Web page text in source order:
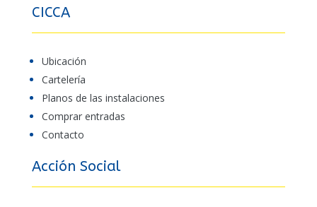
CICCA
Ubicación
Cartelería
Planos de las instalaciones
Comprar entradas
Contacto
Acción Social